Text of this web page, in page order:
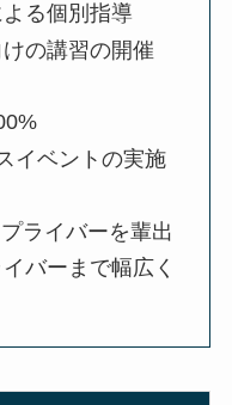
る個別指導
の講習の開催
イベントの実施
ライバーを輩出
バーまで幅広く